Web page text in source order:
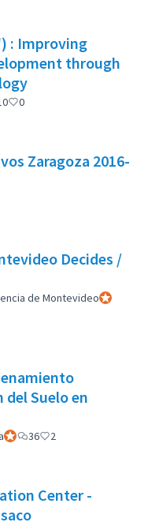
: Improving
through
officiel
0
Zaragoza 2016-
Decides /
de MontevideoParticipant
Suelo en
Participant officiel
36 2
Center -